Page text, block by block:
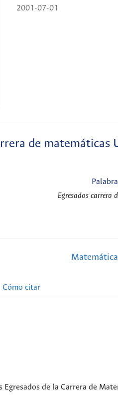
2001-07-01
de
Egresados carrera
Cómo citar
Egresados de la Carrera de